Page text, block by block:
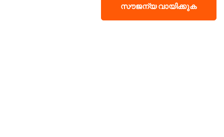
സൗജന്യ വായിക്കുക